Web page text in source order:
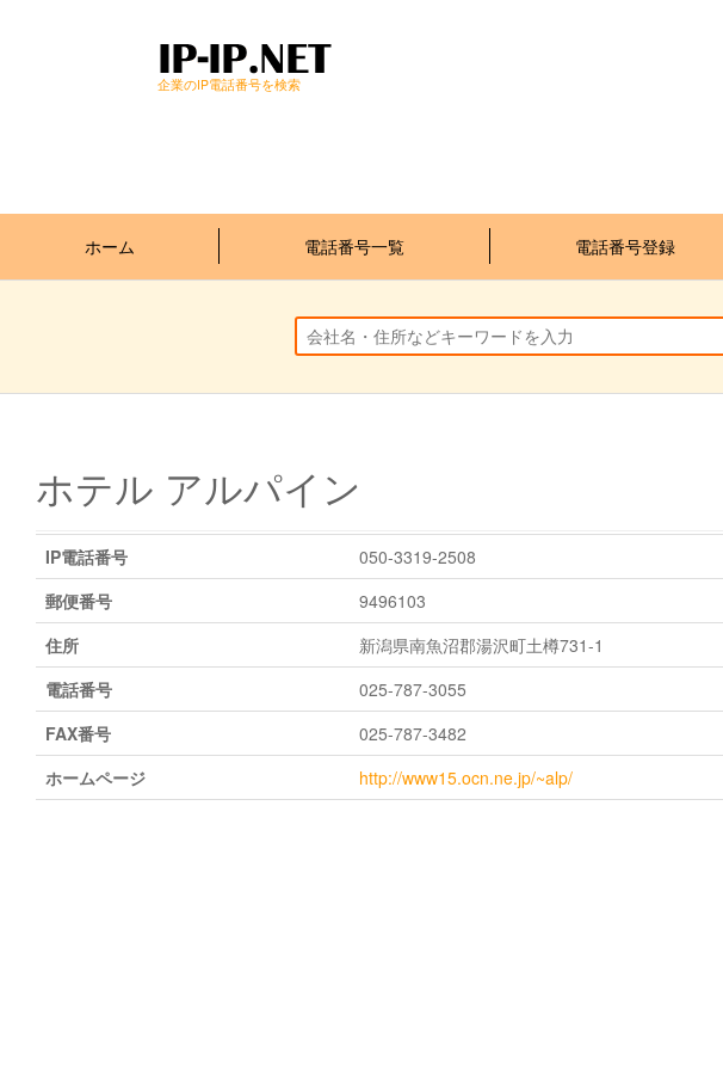
企業のIP電話番号を検索
ホーム 電話番号一覧 電話番号登録
ホテル アルパイン
IP電話番号
050-3319-2508
郵便番号
9496103
住所
新潟県南魚沼郡湯沢町土樽731-1
電話番号
025-787-3055
FAX番号
025-787-3482
ホームページ
http://www15.ocn.ne.jp/~alp/